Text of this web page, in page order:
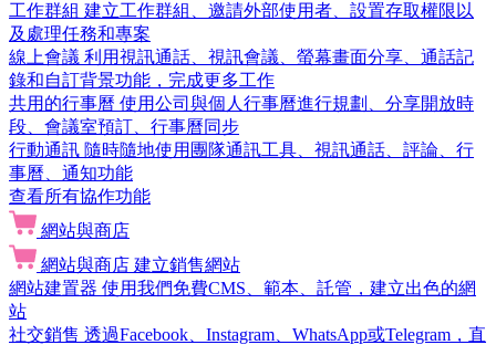
工作群組 建立工作群組、邀請外部使用者、設置存取權限以
及處理任務和專案
線上會議 利用視訊通話、視訊會議、螢幕畫面分享、通話記
錄和自訂背景功能，完成更多工作
共用的行事曆 使用公司與個人行事曆進行規劃、分享開放時
段、會議室預訂、行事曆同步
行動通訊 隨時隨地使用團隊通訊工具、視訊通話、評論、行
事曆、通知功能
查看所有協作功能
網站與商店
網站與商店 建立銷售網站
網站建置器 使用我們免費CMS、範本、託管，建立出色的網
站
社交銷售 透過Facebook、Instagram、WhatsApp或Telegram，直